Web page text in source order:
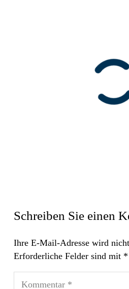
Schreiben Sie einen
Ihre E-Mail-Adresse wird
Erforderliche Felder sind mit *